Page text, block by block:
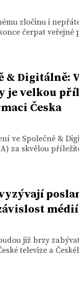
zločinu i
čerpat veřejné
&
je velkou
Česka
ve Společně &
za skvělou
již brzy
televize a